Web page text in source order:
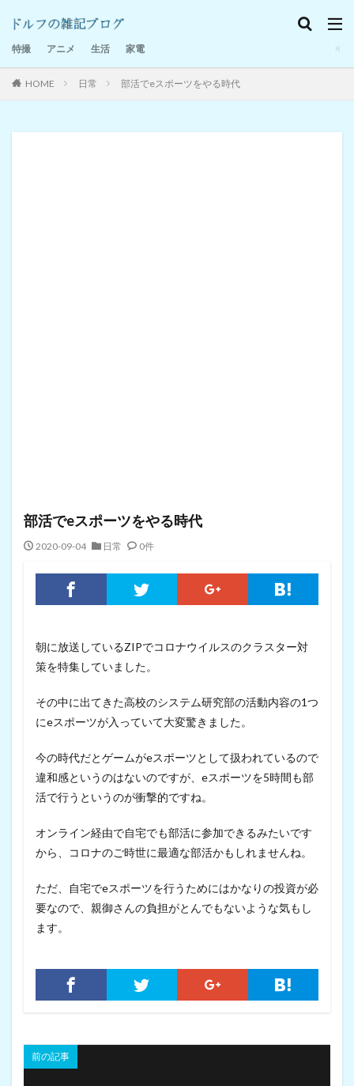
特撮 アニメ 生活 家電
HOME 日常 部活でeスポーツをやる時代
部活でeスポーツをやる時代
2020-09-04 日常 0件
朝に放送しているZIPでコロナウイルスのクラスター対
策を特集していました。
その中に出てきた高校のシステム研究部の活動内容の1つ
にeスポーツが入っていて大変驚きました。
今の時代だとゲームがeスポーツとして扱われているので
違和感というのはないのですが、eスポーツを5時間も部
活で行うというのが衝撃的ですね。
オンライン経由で自宅でも部活に参加できるみたいです
から、コロナのご時世に最適な部活かもしれませんね。
ただ、自宅でeスポーツを行うためにはかなりの投資が必
要なので、親御さんの負担がとんでもないような気もし
ます。
前の記事